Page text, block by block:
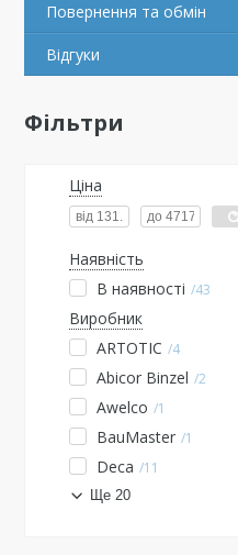
Повернення та обмін
Відгуки
Фільтри
Ціна
Наявність
В наявності
43
Виробник
ARTOTIC
4
Abicor Binzel 2
Awelco 1
BauMaster 1
Deca 11
Ще 20